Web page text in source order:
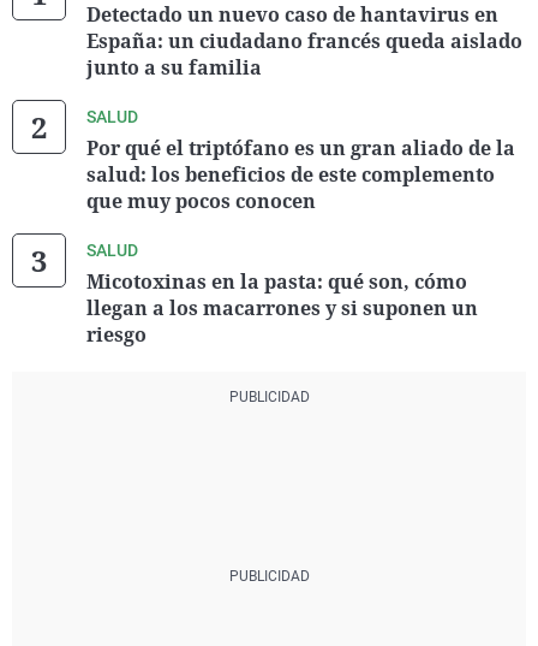
Detectado un nuevo caso de hantavirus en
España: un ciudadano francés queda aislado
junto a su familia
SALUD
Por qué el triptófano es un gran aliado de la
salud: los beneficios de este complemento
que muy pocos conocen
SALUD
Micotoxinas en la pasta: qué son, cómo
llegan a los macarrones y si suponen un
riesgo